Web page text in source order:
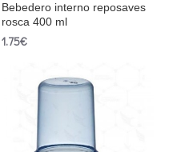
Bebedero interno reposaves
rosca 400 ml
1.75€